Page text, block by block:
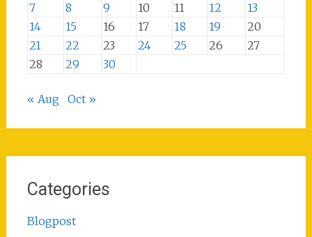
7
8 9 10 11 12
13
14
15 16 17 18 19
20
21
22 23 24 25 26
27
28
29 30
« Aug Oct »
Categories
Blogpost